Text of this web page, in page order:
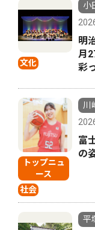
文化
小
明
月
彩
トップニュ
ース
社会
川
富
の
平